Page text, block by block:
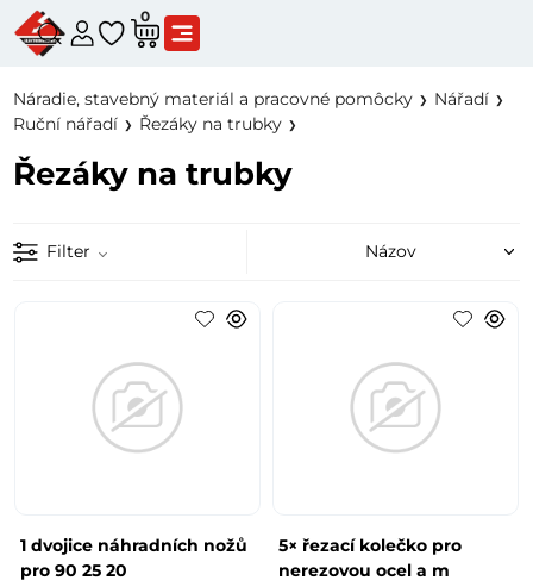
0
Náradie, stavebný materiál a pracovné pomôcky
Nářadí
Ruční nářadí
Řezáky na trubky
Řezáky na trubky
Filter
1 dvojice náhradních nožů
pro 90 25 20
5× řezací kolečko pro
nerezovou ocel a m